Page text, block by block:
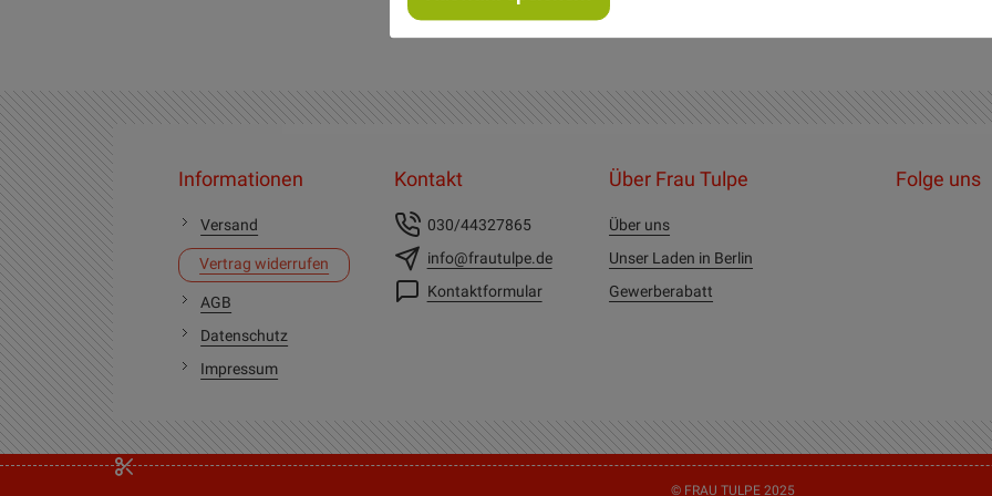
Informationen
Versand
Vertrag widerrufen
AGB
Datenschutz
Impressum
Kontakt
030/44327865
info@frautulpe.de
Kontaktformular
Über Frau Tulpe
Über uns
Unser Laden in Berlin
Gewerberabatt
Folge uns
© FRAU TULPE 2025